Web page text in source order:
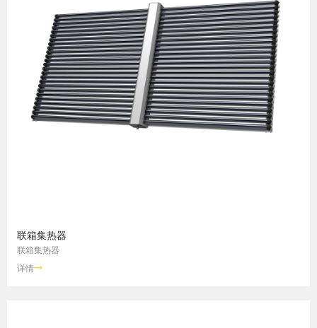
联箱集热器
联箱集热器
详情